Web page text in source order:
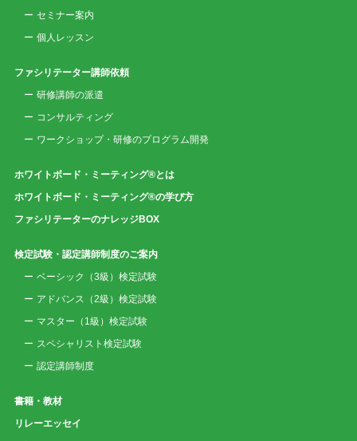
セミナー案内
個人レッスン
ファシリテーター講師依頼
研修講師の派遣
コンサルティング
ワークショップ・研修のプログラム開発
ホワイトボード・ミーティング®とは
ホワイトボード・ミーティング®の学び方
ファシリテーターのナレッジBOX
検定試験・認定講師制度のご案内
ベーシック（3級）検定試験
アドバンス（2級）検定試験
マスター（1級）検定試験
スペシャリスト検定試験
認定講師制度
書籍・教材
リレーエッセイ